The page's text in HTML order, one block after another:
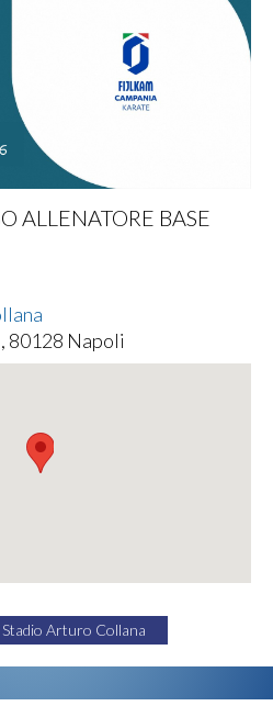
ALLENATORE BASE
80128 Napoli
Stadio Arturo Collana